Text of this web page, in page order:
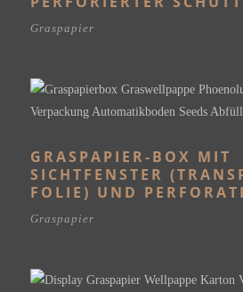
Graspapier
GRASPAPIER-BOX MIT
SICHTFENSTER
FOLIE) UND
Graspapier